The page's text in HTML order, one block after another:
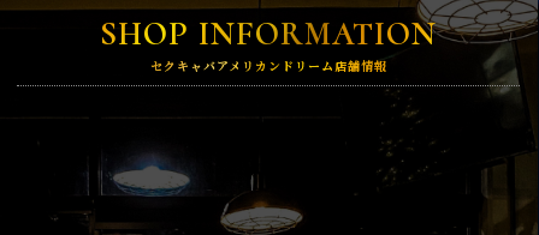
SHOP INFORMATION
セクキャバアメリカンドリーム店舗情報